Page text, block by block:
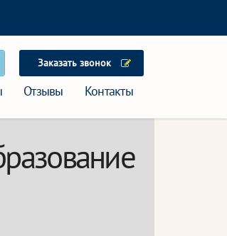
Заказать звонок
Отзывы Контакты